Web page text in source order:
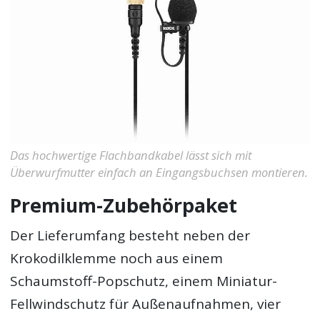
Das hochwertige Flachbandkabel lässt sich mit
Überwurfmutter einfach an Eingangsbuchsen montieren.
Premium-Zubehörpaket
Der Lieferumfang besteht neben der
Krokodilklemme noch aus einem
Schaumstoff-Popschutz, einem Miniatur-
Fellwindschutz für Außenaufnahmen, vier